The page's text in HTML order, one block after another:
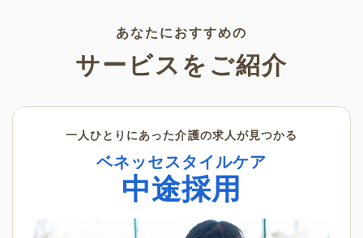
あなたにおすすめの
サービスをご紹介
一人ひとりにあった介護の求人が見つかる
ベネッセスタイルケア
中途採用